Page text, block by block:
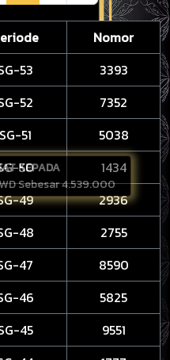
KEPADA
Sebesar 4.539.000
Nomor
53
3393
52
7352
SG-51
5038
50
1434
49
2936
48
2755
47
8590
46
5825
45
9551